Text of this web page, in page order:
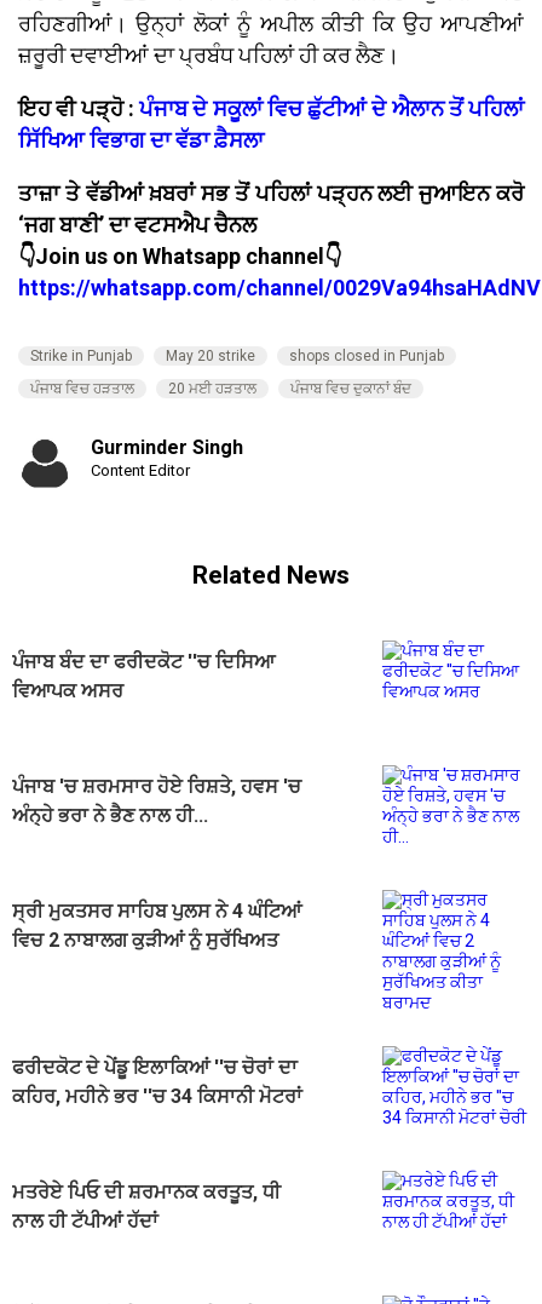
ਰਹਿਣਗੀਆਂ। ਉਨ੍ਹਾਂ ਲੋਕਾਂ ਨੂੰ ਅਪੀਲ ਕੀਤੀ ਕਿ ਉਹ ਆਪਣੀਆਂ
ਜ਼ਰੂਰੀ ਦਵਾਈਆਂ ਦਾ ਪ੍ਰਬੰਧ ਪਹਿਲਾਂ ਹੀ ਕਰ ਲੈਣ।
ਇਹ ਵੀ ਪੜ੍ਹੋ :ਪੰਜਾਬ ਦੇ ਸਕੂਲਾਂ ਵਿਚ ਛੁੱਟੀਆਂ ਦੇ ਐਲਾਨ ਤੋਂ ਪਹਿਲਾਂ
ਸਿੱਖਿਆ ਵਿਭਾਗ ਦਾ ਵੱਡਾ ਫ਼ੈਸਲਾ
ਤਾਜ਼ਾ ਤੇ ਵੱਡੀਆਂ ਖ਼ਬਰਾਂ ਸਭ ਤੋਂ ਪਹਿਲਾਂ ਪੜ੍ਹਨ ਲਈ ਜੁਆਇਨ ਕਰੋ
‘ਜਗ ਬਾਣੀ’ ਦਾ ਵਟਸਐਪ ਚੈਨਲ
👇Join us on Whatsapp channel👇
https://whatsapp.com/channel/
Strike in Punjab May 20 strike
shops closed in Punjab
ਪੰਜਾਬ ਵਿਚ ਹੜਤਾਲ
20 ਮਈ ਹੜਤਾਲ ਪੰਜਾਬ ਵਿਚ ਦੁਕਾਨਾਂ ਬੰਦ
Gurminder Singh
Content Editor
Related News
ਪੰਜਾਬ ਬੰਦ ਦਾ ਫਰੀਦਕੋਟ ''ਚ ਦਿਸਿਆ
ਵਿਆਪਕ ਅਸਰ
ਪੰਜਾਬ 'ਚ ਸ਼ਰਮਸਾਰ ਹੋਏ ਰਿਸ਼ਤੇ, ਹਵਸ 'ਚ
ਅੰਨ੍ਹੇ ਭਰਾ ਨੇ ਭੈਣ ਨਾਲ ਹੀ...
ਸ੍ਰੀ ਮੁਕਤਸਰ ਸਾਹਿਬ ਪੁਲਸ ਨੇ 4 ਘੰਟਿਆਂ
ਵਿਚ 2 ਨਾਬਾਲਗ ਕੁੜੀਆਂ ਨੂੰ ਸੁਰੱਖਿਅਤ
ਫਰੀਦਕੋਟ ਦੇ ਪੇਂਡੂ ਇਲਾਕਿਆਂ ''ਚ ਚੋਰਾਂ ਦਾ
ਕਹਿਰ, ਮਹੀਨੇ ਭਰ ''ਚ 34 ਕਿਸਾਨੀ ਮੋਟਰਾਂ
ਮਤਰੇਏ ਪਿਓ ਦੀ ਸ਼ਰਮਾਨਕ ਕਰਤੂਤ, ਧੀ
ਨਾਲ ਹੀ ਟੱਪੀਆਂ ਹੱਦਾਂ